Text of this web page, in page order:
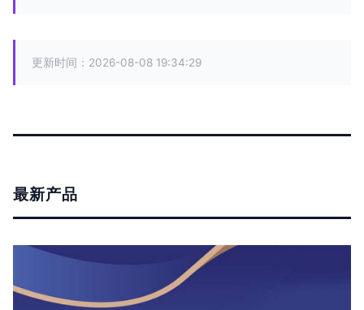
更新时间：2026-08-08 19:34:29
最新产品